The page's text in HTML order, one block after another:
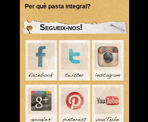
Per què pasta integral?
Segueix-nos!